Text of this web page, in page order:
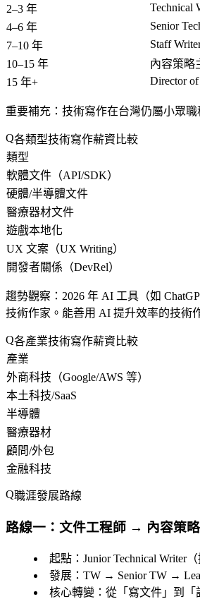
2–3 年
Technical
4–6 年
Senior
7–10 年
Staff
10–15 年
內容策略
15 年+
Director
重要補充 ：技術寫作在台灣仍屬小眾
各類型技術寫作薪資比較
類型
軟體文件（API/SDK）
硬體/半導體文件
醫療器材文件
遊戲本地化
UX 文案（UX Writing）
開發者關係（DevRel）
趨勢觀察 ：2026 年 AI 工具（如
技術作家。能善用 AI 提升效率的技術
各產業技術寫作薪資比較
產業
外商科技（Google/AWS 等）
本土科技/SaaS
半導體
醫療器材
顧問/外包
金融科技
職涯發展路線
路線一：文件工程師 → 內容策略
起點 ：Junior Technical Writer
發展 ：TW → Senior TW →
核心轉變 ：從「寫文件」到